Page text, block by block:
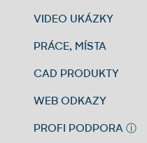
VIDEO UKÁZKY
PRÁCE, MÍSTA
CAD PRODUKTY
WEB ODKAZY
PROFI PODPORA ⓘ